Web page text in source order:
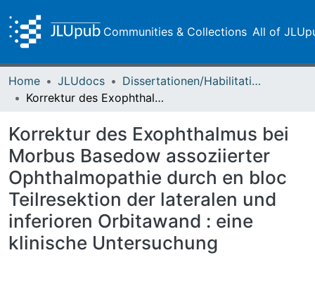
Communities & Collections All of
Home JLUdocs
Dissertationen/Habilitationen
Korrektur des Exophthalmus bei Morbus Basedow assoziierter Ophthalmopathie durch en bloc Teilresektion der lateralen und inferioren Orbitawand : eine klinische Untersuchung
Korrektur des Exophthalmus bei
Morbus Basedow assoziierter
Ophthalmopathie durch en bloc
Teilresektion der lateralen und
inferioren Orbitawand : eine
klinische Untersuchung